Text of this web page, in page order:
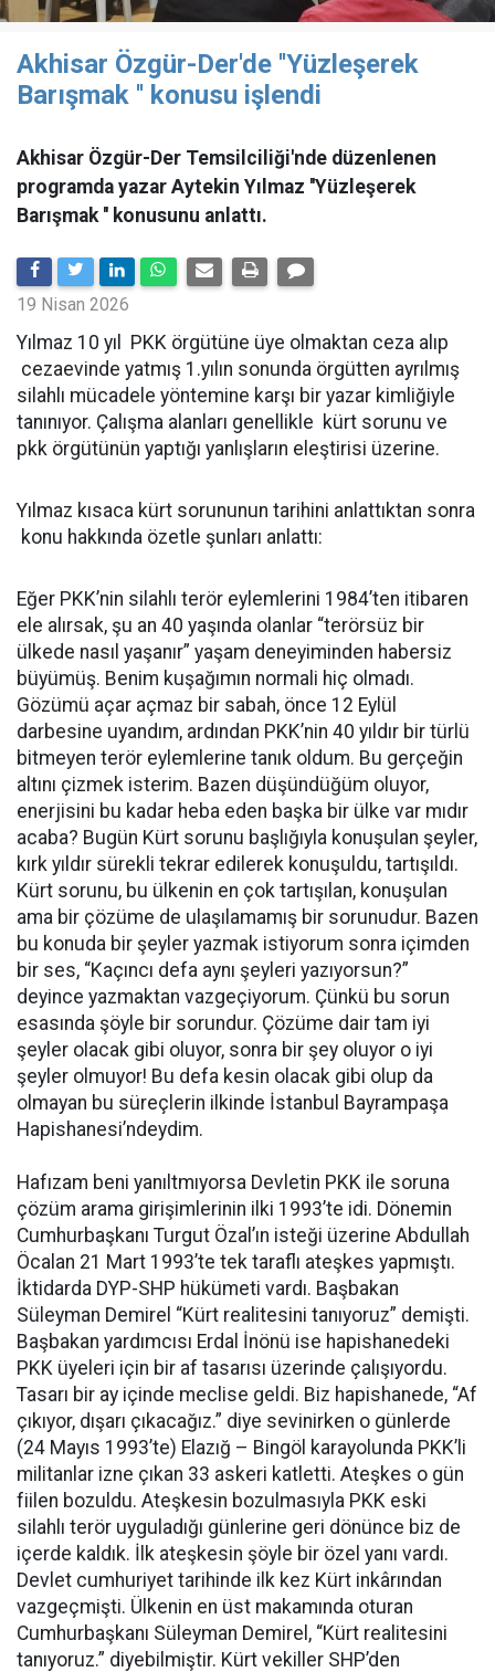
Akhisar Özgür-Der'de ''Yüzleşerek
Barışmak '' konusu işlendi
Akhisar Özgür-Der Temsilciliği'nde düzenlenen
programda yazar Aytekin Yılmaz ''Yüzleşerek
Barışmak '' konusunu anlattı.
19 Nisan 2026
Yılmaz 10 yıl PKK örgütüne üye olmaktan ceza alıp
cezaevinde yatmış 1.yılın sonunda örgütten ayrılmış
silahlı mücadele yöntemine karşı bir yazar kimliğiyle
tanınıyor. Çalışma alanları genellikle kürt sorunu ve
pkk örgütünün yaptığı yanlışların eleştirisi üzerine.
Yılmaz kısaca kürt sorununun tarihini anlattıktan sonra
konu hakkında özetle şunları anlattı:
Eğer PKK’nin silahlı terör eylemlerini 1984’ten itibaren
ele alırsak, şu an 40 yaşında olanlar “terörsüz bir
ülkede nasıl yaşanır” yaşam deneyiminden habersiz
büyümüş. Benim kuşağımın normali hiç olmadı.
Gözümü açar açmaz bir sabah, önce 12 Eylül
darbesine uyandım, ardından PKK’nin 40 yıldır bir türlü
bitmeyen terör eylemlerine tanık oldum. Bu gerçeğin
altını çizmek isterim. Bazen düşündüğüm oluyor,
enerjisini bu kadar heba eden başka bir ülke var mıdır
acaba? Bugün Kürt sorunu başlığıyla konuşulan şeyler,
kırk yıldır sürekli tekrar edilerek konuşuldu, tartışıldı.
Kürt sorunu, bu ülkenin en çok tartışılan, konuşulan
ama bir çözüme de ulaşılamamış bir sorunudur. Bazen
bu konuda bir şeyler yazmak istiyorum sonra içimden
bir ses, “Kaçıncı defa aynı şeyleri yazıyorsun?”
deyince yazmaktan vazgeçiyorum. Çünkü bu sorun
esasında şöyle bir sorundur. Çözüme dair tam iyi
şeyler olacak gibi oluyor, sonra bir şey oluyor o iyi
şeyler olmuyor! Bu defa kesin olacak gibi olup da
olmayan bu süreçlerin ilkinde İstanbul Bayrampaşa
Hapishanesi’ndeydim.
Hafızam beni yanıltmıyorsa Devletin PKK ile soruna
çözüm arama girişimlerinin ilki 1993’te idi. Dönemin
Cumhurbaşkanı Turgut Özal’ın isteği üzerine Abdullah
Öcalan 21 Mart 1993’te tek taraflı ateşkes yapmıştı.
İktidarda DYP-SHP hükümeti vardı. Başbakan
Süleyman Demirel “Kürt realitesini tanıyoruz” demişti.
Başbakan yardımcısı Erdal İnönü ise hapishanedeki
PKK üyeleri için bir af tasarısı üzerinde çalışıyordu.
Tasarı bir ay içinde meclise geldi. Biz hapishanede, “Af
çıkıyor, dışarı çıkacağız.” diye sevinirken o günlerde
(24 Mayıs 1993’te) Elazığ – Bingöl karayolunda PKK’li
militanlar izne çıkan 33 askeri katletti. Ateşkes o gün
fiilen bozuldu. Ateşkesin bozulmasıyla PKK eski
silahlı terör uyguladığı günlerine geri dönünce biz de
içerde kaldık. İlk ateşkesin şöyle bir özel yanı vardı.
Devlet cumhuriyet tarihinde ilk kez Kürt inkârından
vazgeçmişti. Ülkenin en üst makamında oturan
Cumhurbaşkanı Süleyman Demirel, “Kürt realitesini
tanıyoruz.” diyebilmiştir. Kürt vekiller SHP’den